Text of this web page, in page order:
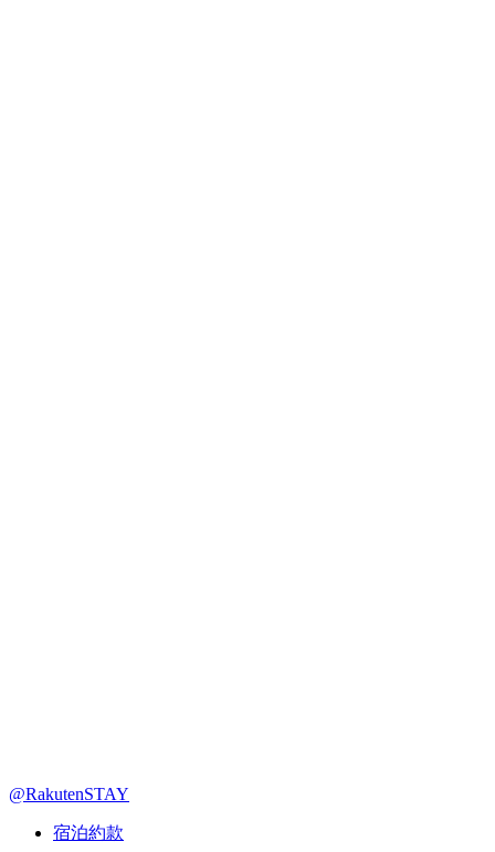
@RakutenSTAY
宿泊約款